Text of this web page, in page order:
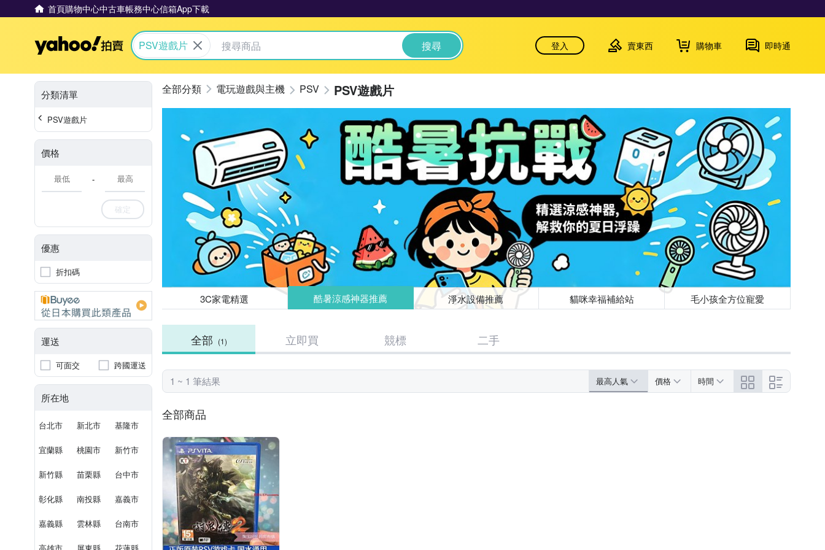
首頁購物中心中古車帳務中心信箱App下載
Yahoo拍賣
PSV遊戲片 搜尋 登入 賣東西 購物車 即時通
分類清單
PSV遊戲片
價格
-
確定
優惠
折扣碼
運送
可面交 跨國運送
所在地
台北市 新北市 基隆市
宜蘭縣 桃園市 新竹市
新竹縣 苗栗縣 台中市
彰化縣 南投縣 嘉義市
嘉義縣 雲林縣 台南市
電玩遊戲與主機 PSV PSV遊戲片
3C家電精選 酷暑涼感神器推薦 淨水設備推薦 貓咪幸福補給站 毛小孩全方位寵愛
全部 (1) 立即買 競標 二手
1 ~ 1 筆結果 最高人氣 價格 時間
全部商品